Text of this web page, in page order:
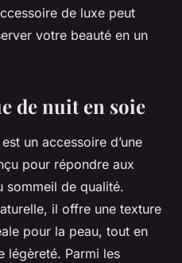
de luxe peut
votre beauté en un
de nuit en soie
un accessoire d’une
pour répondre aux
sommeil de qualité.
il offre une texture
pour la peau, tout en
légèreté. Parmi les